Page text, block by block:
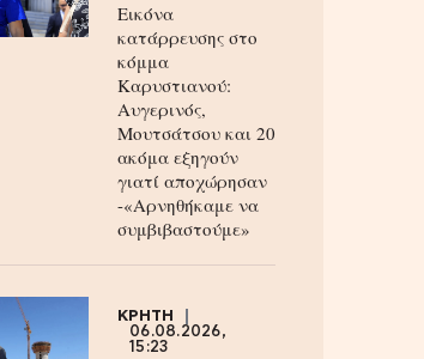
Εικόνα
κατάρρευσης στο
κόμμα
Καρυστιανού:
Αυγερινός,
Μουτσάτσου και 20
ακόμα εξηγούν
γιατί αποχώρησαν
-«Αρνηθήκαμε να
συμβιβαστούμε»
ΚΡΗΤΗ
06.08.2026,
15:23